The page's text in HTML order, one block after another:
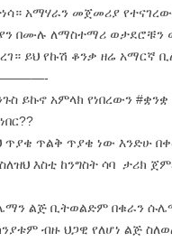
አማሃራን መጀመሪያ
በሙሉ ለማስተማሪ ወታደሮቹን
ይህ የኩሽ ቆንቃ ዘሬ አማርኛ
—-
ይኩኖ አምላክ የነበረውን
ጥያቄ ጥልቅ ጥያቄ ነው እንድሁ
እስቲ ከንግስት ሳባ ታሪክ
ልጅ ቢትወልድም በቁራን
ብዙ ህጋዊ የለሆነ ልጅ